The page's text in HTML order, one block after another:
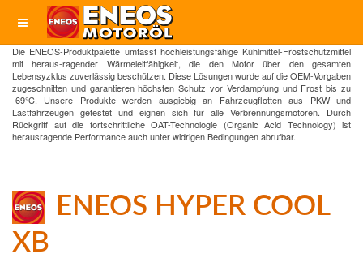
Die ENEOS-Produktpalette umfasst hochleistungsfähige Kühlmittel-Frostschutzmittel
mit heraus-ragender Wärmeleitfähigkeit, die den Motor über den gesamten
Lebensyzklus zuverlässig beschützen. Diese Lösungen wurde auf die OEM-Vorgaben
zugeschnitten und garantieren höchsten Schutz vor Verdampfung und Frost bis zu
-69°C. Unsere Produkte werden ausgiebig an Fahrzeugflotten aus PKW und
Lastfahrzeugen getestet und eignen sich für alle Verbrennungsmotoren. Durch
Rückgriff auf die fortschrittliche OAT-Technologie (Organic Acid Technology) ist
herausragende Performance auch unter widrigen Bedingungen abrufbar.
ENEOS HYPER COOL
XB